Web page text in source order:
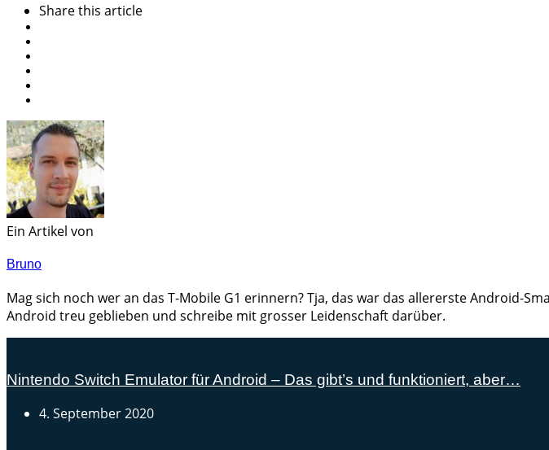
Sharethis article
Ein Artikel von
Bruno
Mag sich noch wer an das T-Mobile G1 erinnern? Tja, das war das allererste Android-
Android treu geblieben und schreibe mit grosser Leidenschaft darüber.
Nintendo Switch Emulator für Android – Das gibt’s und funktioniert, aber…
4. September 2020